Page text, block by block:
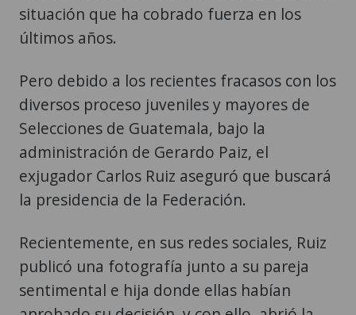
situación que ha cobrado fuerza en los
últimos años.
Pero debido a los recientes fracasos con los
diversos proceso juveniles y mayores de
Selecciones de Guatemala, bajo la
administración de Gerardo Paiz, el
exjugador Carlos Ruiz aseguró que buscará
la presidencia de la Federación.
Recientemente, en sus redes sociales, Ruiz
publicó una fotografía junto a su pareja
sentimental e hija donde ellas habían